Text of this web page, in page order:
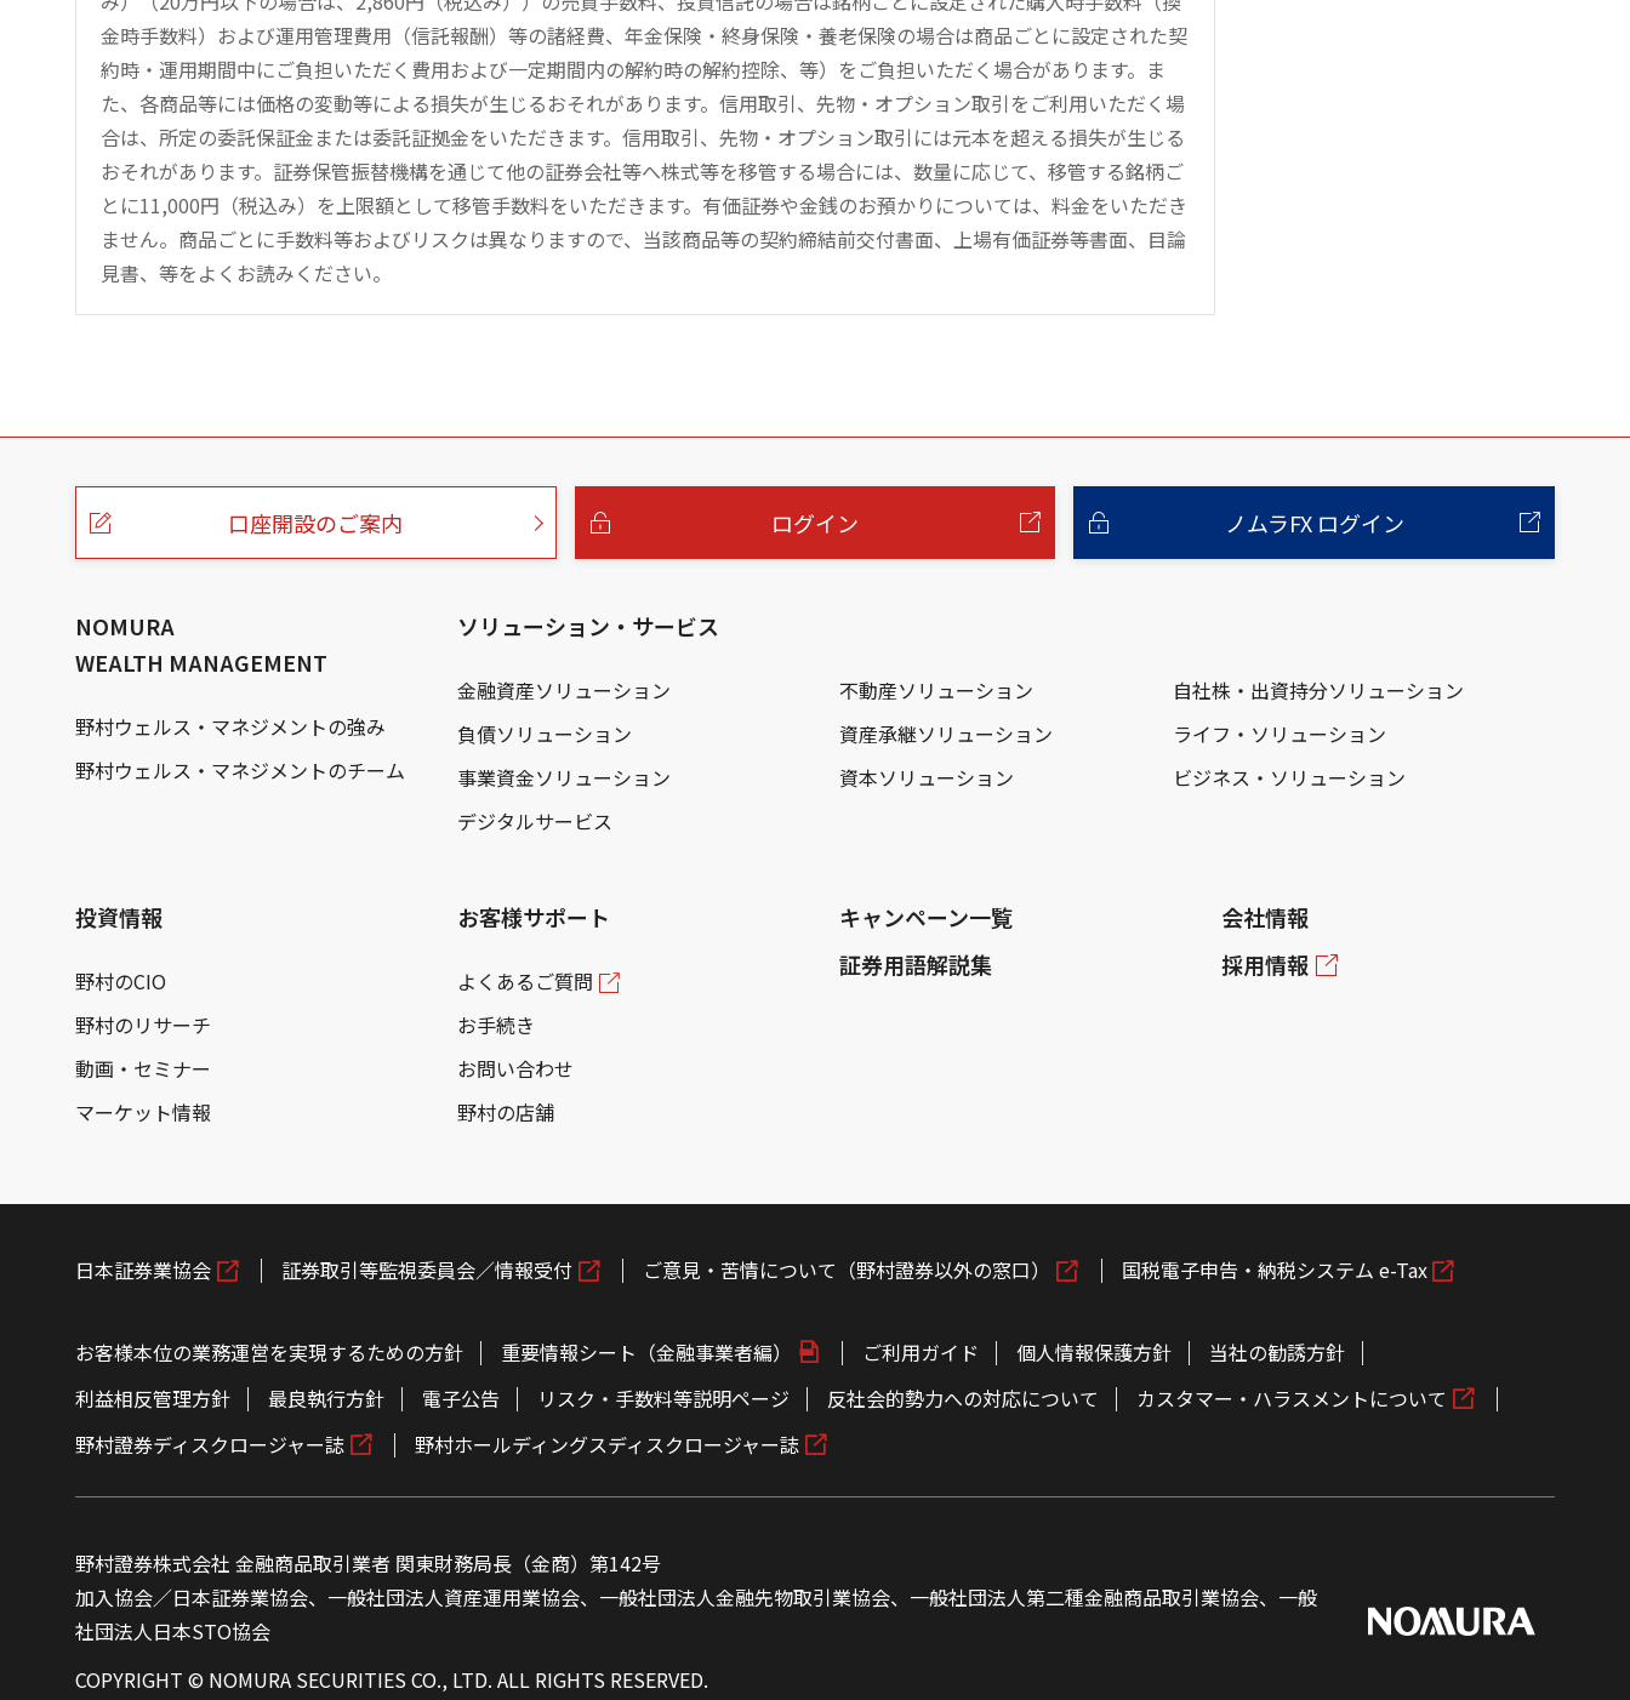
金時手数料）および運用管理費用（信託報酬）等の諸経費、年金保険・終身保険・養老保険の場合は商品ごとに設定された契
約時・運用期間中にご負担いただく費用および一定期間内の解約時の解約控除、等）をご負担いただく場合があります。ま
た、各商品等には価格の変動等による損失が生じるおそれがあります。信用取引、先物・オプション取引をご利用いただく場
合は、所定の委託保証金または委託証拠金をいただきます。信用取引、先物・オプション取引には元本を超える損失が生じる
おそれがあります。証券保管振替機構を通じて他の証券会社等へ株式等を移管する場合には、数量に応じて、移管する銘柄ご
とに11,000円（税込み）を上限額として移管手数料をいただきます。有価証券や金銭のお預かりについては、料金をいただき
ません。商品ごとに手数料等およびリスクは異なりますので、当該商品等の契約締結前交付書面、上場有価証券等書面、目論
見書、等をよくお読みください。
こ
口座開設のご案内 ログイン ノムラFX ログイン
NOMURA
WEALTH MANAGEMENT
野村ウェルス・マネジメントの強み
野村ウェルス・マネジメントのチーム
ソリューション・サービス
金融資産ソリューション 不動産ソリューション
自社株・出資持分ソリューション
負債ソリューション
資産承継ソリューション
ライフ・ソリューション
事業資金ソリューション
資本ソリューション
ビジネス・ソリューション
デジタルサービス
投資情報
野村のCIO
野村のリサーチ
動画・セミナー
マーケット情報
お客様サポート
よくあるご質問
お手続き
お問い合わせ
野村の店舗
キャンペーン一覧
証券用語解説集
会社情報
採用情報
日本証券業協会 証券取引等監視委員会／情報受付 ご意見・苦情について（野村證券以外の窓口） 国税電子申告・納税システム e-Tax
お客様本位の業務運営を実現するための方針 重要情報シート（金融事業者編） ご利用ガイド 個人情報保護方針
当社の勧誘方針
利益相反管理方針
最良執行方針 電子公告 リスク・手数料等説明ページ 反社会的勢力への対応について
カスタマー・ハラスメントについて
野村證券ディスクロージャー誌
野村ホールディングスディスクロージャー誌
野村證券株式会社 金融商品取引業者 関東財務局長（金商）第142号
加入協会／日本証券業協会、一般社団法人資産運用業協会、一般社団法人金融先物取引業協会、一般社団法人第二種金融商品取引業協会、一般
社団法人日本STO協会
COPYRIGHT © NOMURA SECURITIES CO., LTD. ALL RIGHTS RESERVED.